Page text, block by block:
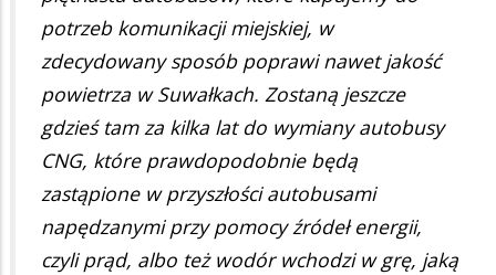
potrzeb komunikacji miejskiej, w
zdecydowany sposób poprawi nawet jakość
powietrza w Suwałkach. Zostaną jeszcze
gdzieś tam za kilka lat do wymiany autobusy
CNG, które prawdopodobnie będą
zastąpione w przyszłości autobusami
napędzanymi przy pomocy źródeł energii,
czyli prąd, albo też wodór wchodzi w grę, jaką